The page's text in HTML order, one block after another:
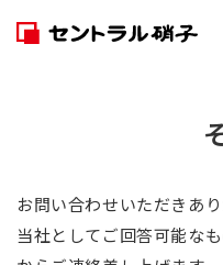
お問い合わせいただきあ
当社としてご回答可能な